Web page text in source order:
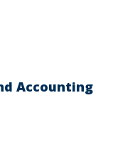
Accounting